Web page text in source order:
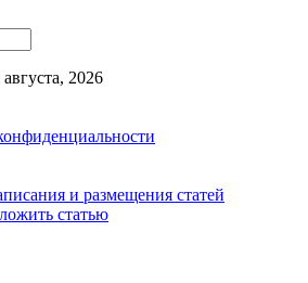
2026
и размещения статей
статью